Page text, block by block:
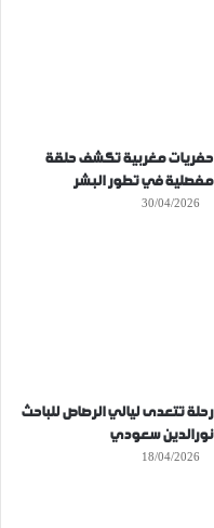
حفريات مغربية تكشف حلقة
مفصلية في تطور البشر
30/04/2026
رحلة تتعدى ليالي الرصاص للباحث
نورالدين سعودي
18/04/2026